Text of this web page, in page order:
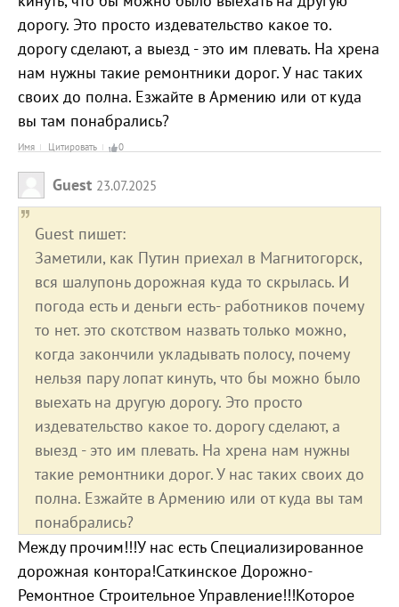
дорогу. Это просто издевательство какое то.
дорогу сделают, а выезд - это им плевать. На хрена
нам нужны такие ремонтники дорог. У нас таких
своих до полна. Езжайте в Армению или от куда
вы там понабрались?
Имя Цитировать 0
Guest 23.07.2025
Guest пишет:
Заметили, как Путин приехал в Магнитогорск,
вся шалупонь дорожная куда то скрылась. И
погода есть и деньги есть- работников почему
то нет. это скотством назвать только можно,
когда закончили укладывать полосу, почему
нельзя пару лопат кинуть, что бы можно было
выехать на другую дорогу. Это просто
издевательство какое то. дорогу сделают, а
выезд - это им плевать. На хрена нам нужны
такие ремонтники дорог. У нас таких своих до
полна. Езжайте в Армению или от куда вы там
понабрались?
Между прочим!!!У нас есть Специализированное
дорожная контора!Саткинское Дорожно-
Ремонтное Строительное Управление!!!Которое